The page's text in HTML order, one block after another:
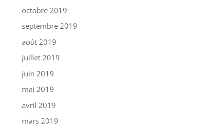
octobre 2019
septembre 2019
août 2019
juillet 2019
juin 2019
mai 2019
avril 2019
mars 2019